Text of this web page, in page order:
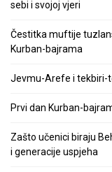
sebi i svojoj vjeri
Čestitka muftije
Kurban-bajrama
Jevmu-Arefe i tekbiri-
Prvi dan Kurban-
Zašto učenici biraju
i generacije uspjeha